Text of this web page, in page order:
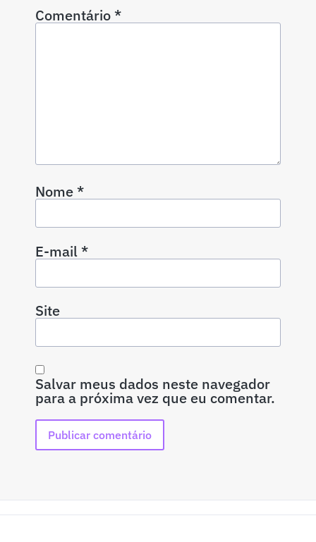
Comentário*
Nome*
E-mail*
Site
Salvar meus dados neste navegador
para a próxima vez que eu comentar.